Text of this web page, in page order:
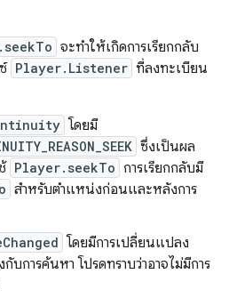
จะทำให้เกิดการเรียกกลับ
Player.Listener ที่ลงทะเบียน
โดยมี
ซึ่งเป็นผล
Player.seekTo การเรียกกลับมี
สำหรับตำแหน่งก่อนและหลังการ
โดยมีการเปลี่ยนแปลง
บการค้นหา โปรดทราบว่าอาจไม่มีการ